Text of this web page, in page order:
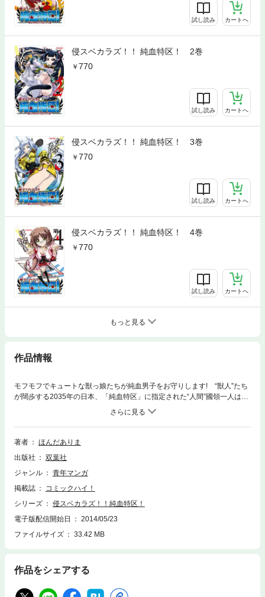
試し読み カートへ
侵スベカラズ！！ 純血特区！ 2巻
770
試し読み カートへ
侵スベカラズ！！ 純血特区！ 3巻
770
試し読み カートへ
侵スベカラズ！！ 純血特区！ 4巻
770
試し読み カートへ
もっと見る
作品情報
モフモフでキュートな獣っ娘たちが純血男子をお守りします! “獣人”たち
が闊歩する2035年の日本、「純血特区」に指定された“人間”國領一人は、
3人の獣人娘と強制的な同居生活を送ることになった。人間としての特殊
な能力“純血力”に目覚めた一人の運命は…!?
著者
ほんだありま
出版社
双葉社
ジャンル
青年マンガ
掲載誌
コミックハイ！
シリーズ
侵スベカラズ！！純血特区！
電子版配信開始日
2014/05/23
ファイルサイズ
33.42 MB
作品をシェアする